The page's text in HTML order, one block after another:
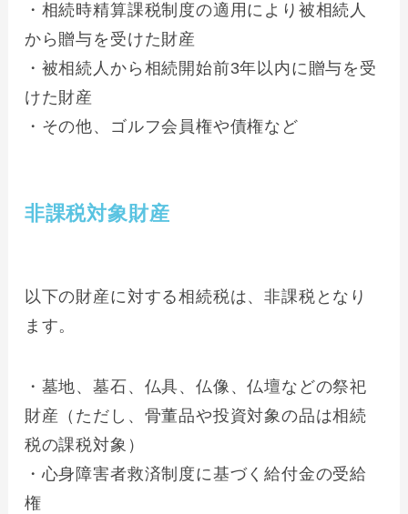
・相続時精算課税制度の適用により被相続人
から贈与を受けた財産
・被相続人から相続開始前3年以内に贈与を受
けた財産
・その他、ゴルフ会員権や債権など
非課税対象財産
以下の財産に対する相続税は、非課税となり
ます。
・墓地、墓石、仏具、仏像、仏壇などの祭祀
財産（ただし、骨董品や投資対象の品は相続
税の課税対象）
・心身障害者救済制度に基づく給付金の受給
権